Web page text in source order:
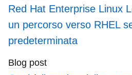
Red Hat Enterprise Linux
un percorso verso RHEL
predeterminata
Blog post